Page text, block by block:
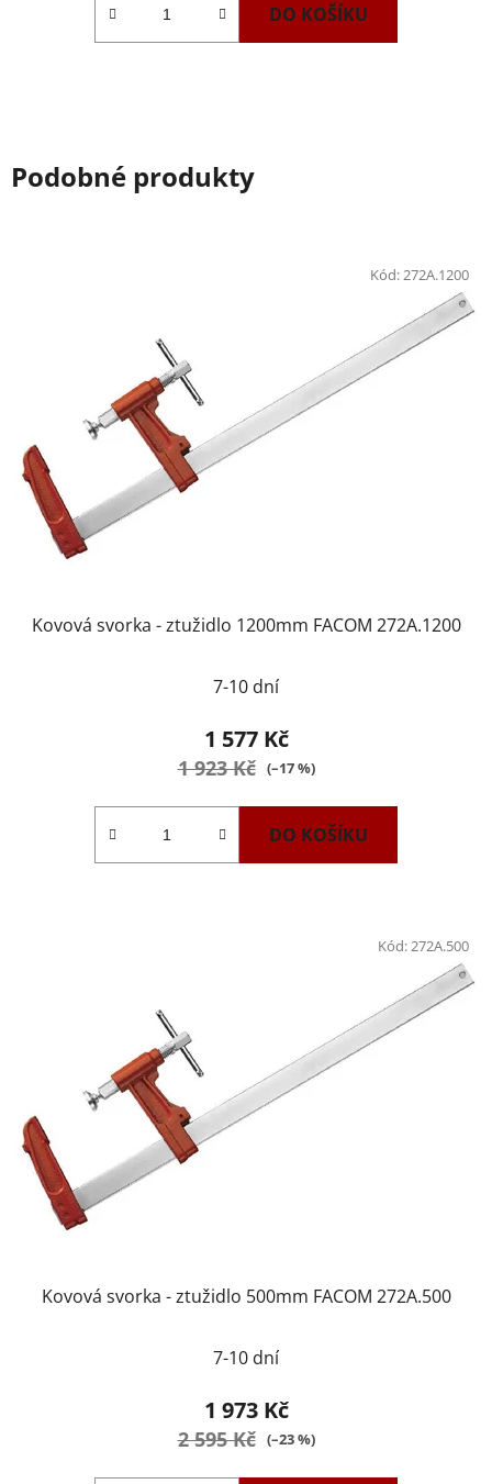
DO KOŠÍKU
Podobné produkty
Kovová svorka - ztužidlo 1200mm FACOM 272A.1200
7-10 dní
1 577 Kč
1 923 Kč (–17 %)
DO KOŠÍKU
Kód: 272A.1200
Kovová svorka - ztužidlo 500mm FACOM 272A.500
7-10 dní
1 973 Kč
2 595 Kč (–23 %)
Kód: 272A.500